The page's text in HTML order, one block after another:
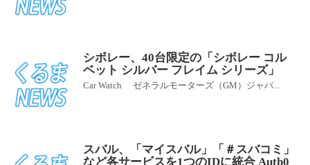
シボレー、40台限定の「シボレー コル
ベット シルバー フレイム シリーズ」
Car Watch ゼネラルモーターズ（GM）ジャパ...
スバル、「マイスバル」「＃スバコミ」
など各サービスを1つのIDに統合 Auth0